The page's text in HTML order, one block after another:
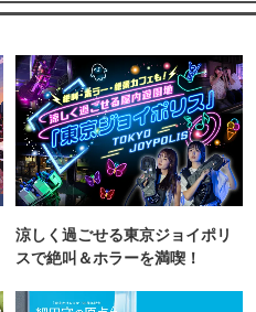
涼しく過ごせる東京ジョイポリ
スで絶叫＆ホラーを満喫！